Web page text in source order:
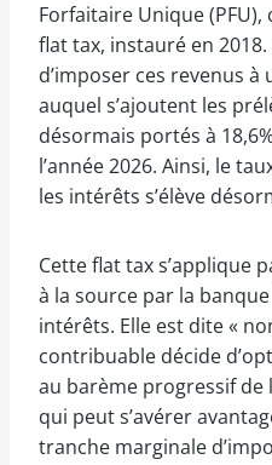
Forfaitaire Unique
flat tax, instauré en
d’imposer ces revenus à
auquel s’ajoutent les
désormais portés à
l’année 2026. Ainsi, le
les intérêts s’élève
Cette flat tax s’applique
à la source par la
intérêts. Elle est dite «
contribuable décide
au barème progressif de
qui peut s’avérer
tranche marginale